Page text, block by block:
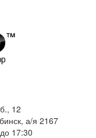
12
а/я 2167
17:30